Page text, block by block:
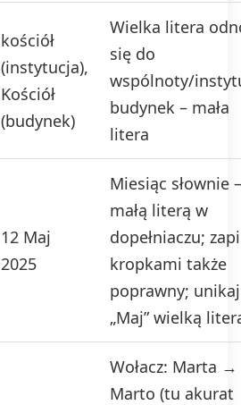
kościół
(instytucja),
Kościół
(budynek)
Wielka litera
się do
wspólnoty/
budynek – mała
litera
12 Maj
2025
Miesiąc słownie –
małą literą w
dopełniaczu;
kropkami także
poprawny; unikaj
„Maj” wielką
Wołacz: Marta →
Marto (tu akurat